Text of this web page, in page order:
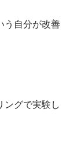
う自分が改善
ングで実験し